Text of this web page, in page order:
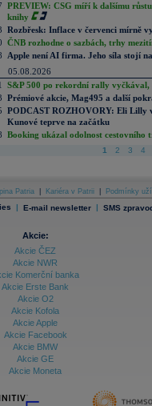
PREVIEW: CSG míří k dalšímu
knihy
Rozbřesk: Inflace v červenci mírně
ČNB rozhodne o sazbách, trhy
Apple není AI firma. Jeho síla stojí
05.08.2026
S&P 500 po rekordní rally vyčkával,
Prémiové akcie, Mag495 a další
PODCAST ROZHOVORY: Eli Lilly
Kunové teprve na začátku
Booking ukázal odolnost cestovního
1 2 3 4
Patria Kariéra v Patrii Podmínky
| E-mail newsletter | SMS
Akcie:
Akcie ČEZ
Akcie NWR
Komerční banka
Akcie Erste Bank
Akcie O2
Akcie Kofola
Akcie Apple
Akcie Facebook
Akcie BMW
Akcie GE
Akcie Moneta